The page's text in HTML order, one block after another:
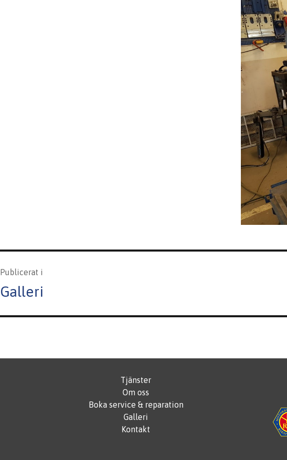
Publicerat i
Galleri
Tjänster
Om oss
Boka service & reparation
Galleri
Kontakt